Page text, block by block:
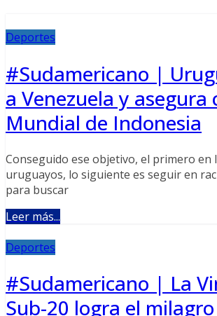
Deportes
#Sudamericano |
a Venezuela y asegura
Mundial de Indonesia
Conseguido ese objetivo, el primero en
uruguayos, lo siguiente es seguir en
para buscar
Leer más...
Deportes
#Sudamericano | La
Sub-20 logra el